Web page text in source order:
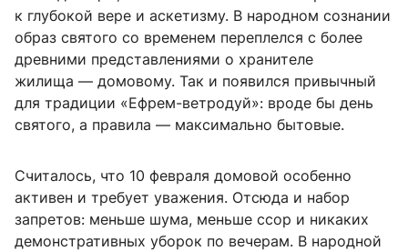
к глубокой вере и аскетизму. В народном сознании
образ святого со временем переплелся с более
древними представлениями о хранителе
жилища — домовому. Так и появился привычный
для традиции «Ефрем-ветродуй»: вроде бы день
святого, а правила — максимально бытовые.
Считалось, что 10 февраля домовой особенно
активен и требует уважения. Отсюда и набор
запретов: меньше шума, меньше ссор и никаких
демонстративных уборок по вечерам. В народной